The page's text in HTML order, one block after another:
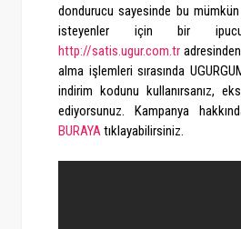
dondurucu sayesinde bu
isteyenler için bir
http://satis.ugur.com.tr
alma işlemleri sırasında
indirim kodunu kullanırsanız,
ediyorsunuz. Kampanya
BURAYAtıklayabilirsiniz.